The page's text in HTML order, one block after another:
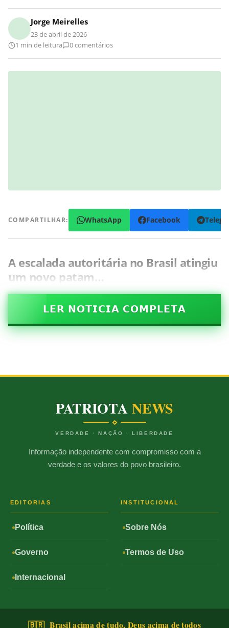
Jorge Meirelles
23 de abril de 2026
1 min de leitura
0 comentários
COMPARTILHAR: WhatsApp Facebook
A escalada autoritária no Brasil atingiu
um novo patam…
𝗟𝗘𝗥 𝗡𝗢𝗧𝗜𝗖𝗜𝗔 𝗖𝗢𝗠𝗣𝗟𝗘𝗧𝗔
PATRIOTANEWS
VERDADE · NAÇÃO · LIBERDADE
Informação independente com compromisso com a
verdade e os valores do povo brasileiro.
EDITORIAS
Política
Governo
Internacional
INSTITUCIONAL
Sobre Nós
Termos de Uso
🇧🇷 Brasil acima de tudo, Deus acima de todos